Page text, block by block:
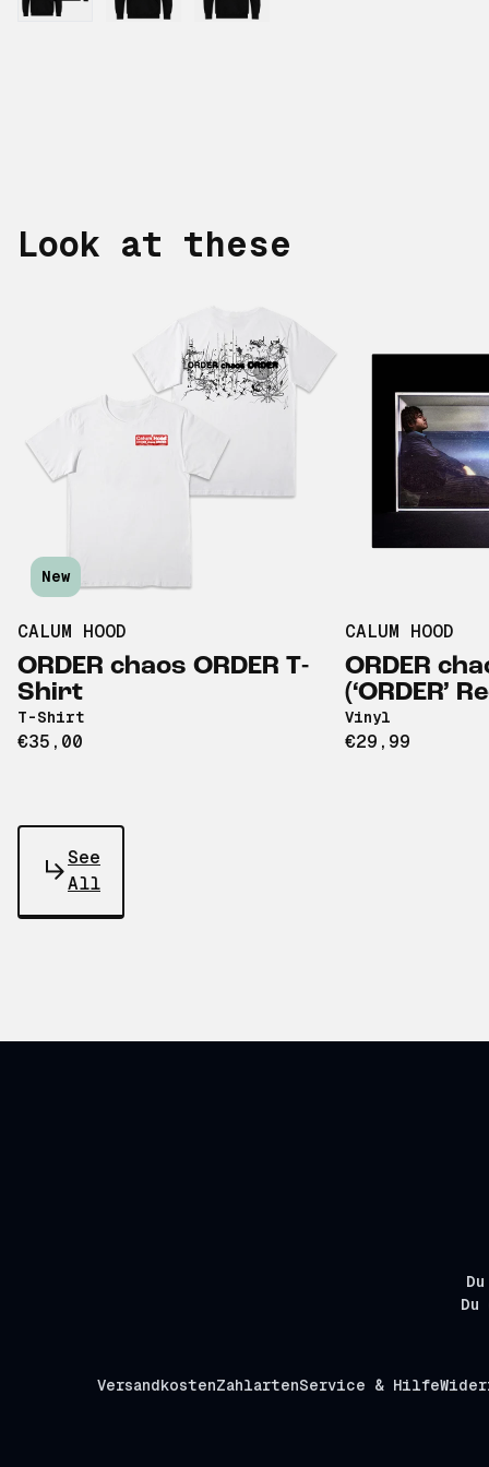
Look at these
New
CALUM HOOD
ORDER chaos ORDER T-
Shirt
T-Shirt
€35,00
CALUM HOOD
ORDER
(‘ORDER’
Vinyl
€29,99
See
All
VersandkostenZahlartenService & Hilfe